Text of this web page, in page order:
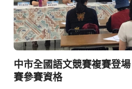
中市全國語文競賽複賽登場
賽參賽資格